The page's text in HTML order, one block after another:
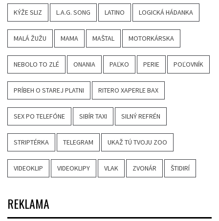
KÝŽE SLIZ L.A.G. SONG LATINO LOGICKÁ HÁDANKA
MALÁ ŽUŽU MAMA MAŠTAL MOTORKÁRSKA
NEBOLO TO ZLÉ ONANIA PAĽKO PERIE POĽOVNÍK
PRÍBEH O STAREJ PLATNI RITERO XAPERLE BAX
SEX PO TELEFÓNE SIBÍR TAXI SILNÝ REFRÉN
STRIPTÉRKA TELEGRAM UKAŽ TÚ TVOJU ZOO
VIDEOKLIP VIDEOKLIPY VLAK ZVONÁR ŠTIDIRÍ
REKLAMA